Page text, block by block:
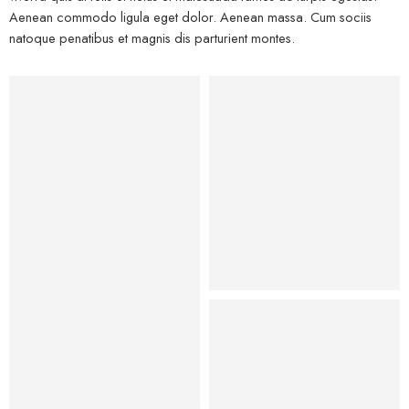
Aenean commodo ligula eget dolor. Aenean massa. Cum sociis
natoque penatibus et magnis dis parturient montes.